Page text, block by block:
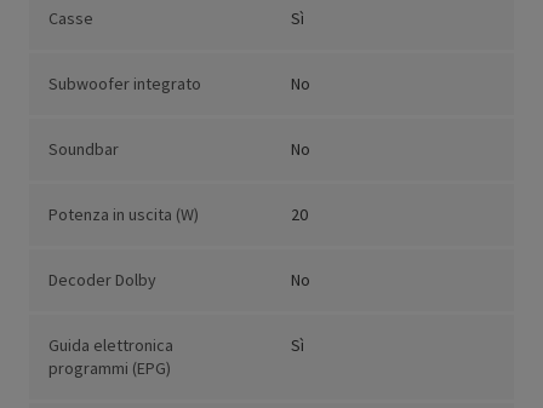
Casse Sì
Subwoofer integrato No
Soundbar No
Potenza in uscita (W) 20
Decoder Dolby No
Guida elettronica
programmi (EPG)
Sì